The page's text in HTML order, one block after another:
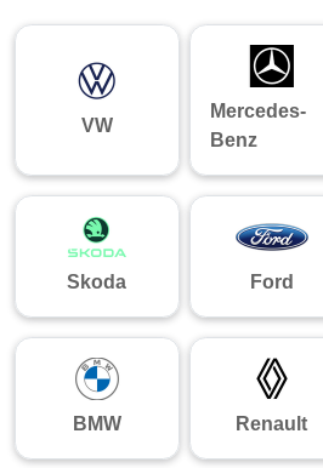
VW
Mercedes-
Benz
Skoda Ford
BMW Renault